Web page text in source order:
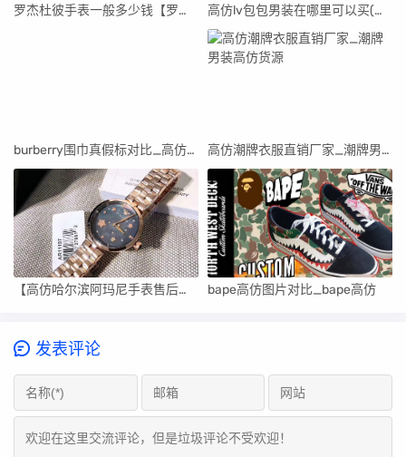
罗杰杜彼手表一般多少钱【罗杰杜彼男士手表高仿】 高仿lv包包男装在哪里可以买(高仿LV男包在哪里买)
burberry围巾真假标对比_高仿burberry围巾 高仿潮牌衣服直销厂家_潮牌男装高仿货源
【高仿哈尔滨阿玛尼手表售后维修中心】 bape高仿图片对比_bape高仿
发表评论